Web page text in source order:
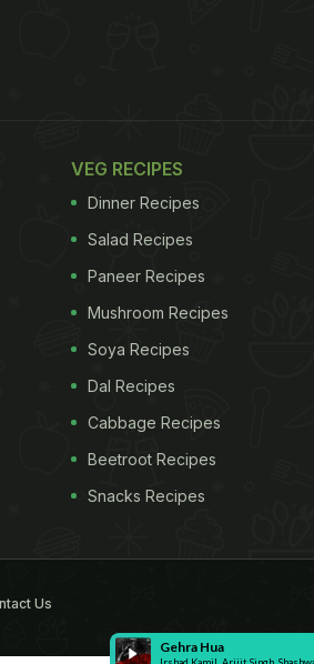
VEG RECIPES
Dinner Recipes
Salad Recipes
Paneer Recipes
Mushroom Recipes
Soya Recipes
Dal Recipes
Cabbage Recipes
Beetroot Recipes
Snacks Recipes
Us